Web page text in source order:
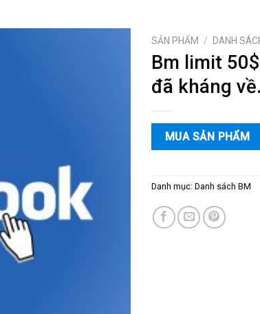
SẢN PHẨM / DANH
Bm limit
đã kháng về.
MUA SẢN PHẨM
Danh mục: Danh sách BM